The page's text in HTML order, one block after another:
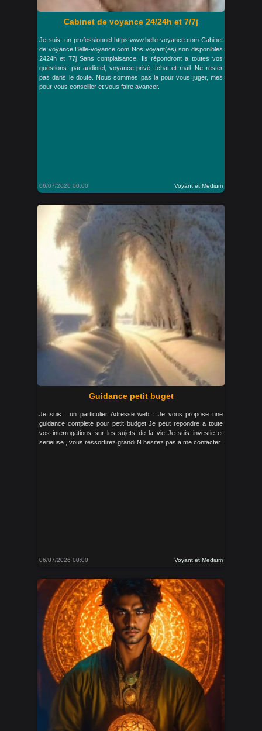
Cabinet de voyance 24/24h et 7/7j
Je suis: un professionnel https:www.belle-voyance.com Cabinet
de voyance Belle-voyance.com Nos voyant(es) son disponibles
2424h et 77j Sans complaisance. Ils répondront a toutes vos
questions. par audiotel, voyance privé, tchat et mail. Ne rester
pas dans le doute. Nous sommes pas la pour vous juger, mes
pour vous conseiller et vous faire avancer.
06/07/2026 00:00 Voyant et Medium
Guidance petit buget
Je suis : un particulier Adresse web : Je vous propose une
guidance complete pour petit budget Je peut repondre a toute
vos interrogations sur les sujets de la vie Je suis investie et
serieuse , vous ressortirez grandi N hesitez pas a me contacter
06/07/2026 00:00 Voyant et Medium